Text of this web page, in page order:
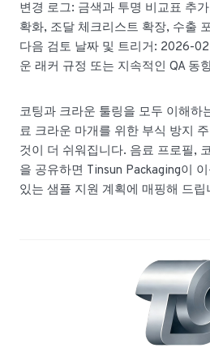
변경 로그: 금색과 투명 비교표 추
확화, 조달 체크리스트 확장, 수출
다음 검토 날짜 및 트리거: 2026-
운 래커 규정 또는 지속적인 QA 동
코팅과 크라운 툴링을 모두 이해하
료 크라운 마개를 위한 부식 방지
것이 더 쉬워집니다. 음료 프로필,
을 공유하면 Tinsun Packaging이
있는 샘플 지원 계획에 매핑해 드립